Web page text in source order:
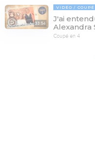
33:54
VIDÉO
J'ai
Alexandra
Coupé en 4